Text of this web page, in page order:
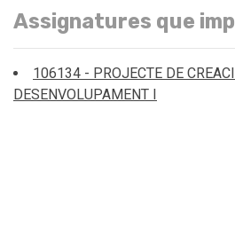
Assignatures que
106134 - PROJECTE DE
DESENVOLUPAMENT I